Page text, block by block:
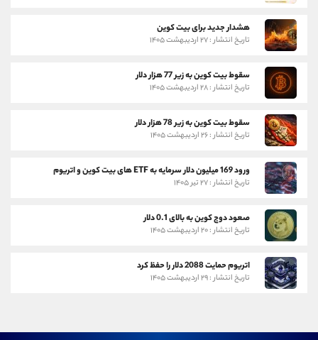
هشدار جدید برای بیت کوین
تاریخ انتشار : ۲۷ اردیبهشت ۱۴۰۵
سقوط بیت کوین به زیر 77 هزار دلار
تاریخ انتشار : ۲۸ اردیبهشت ۱۴۰۵
سقوط بیت کوین به زیر 78 هزار دلار
تاریخ انتشار : ۲۶ اردیبهشت ۱۴۰۵
ورود 169 میلیون دلار سرمایه به ETF های بیت کوین و اتریوم
تاریخ انتشار : ۲۷ تیر ۱۴۰۵
صعود دوج کوین به بالای 0.1 دلار
تاریخ انتشار : ۲۰ اردیبهشت ۱۴۰۵
اتریوم حمایت 2088 دلار را حفظ کرد
تاریخ انتشار : ۲۹ اردیبهشت ۱۴۰۵